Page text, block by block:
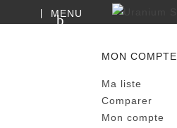
MENU
MON COMPTE
Ma liste
Comparer
Mon compte